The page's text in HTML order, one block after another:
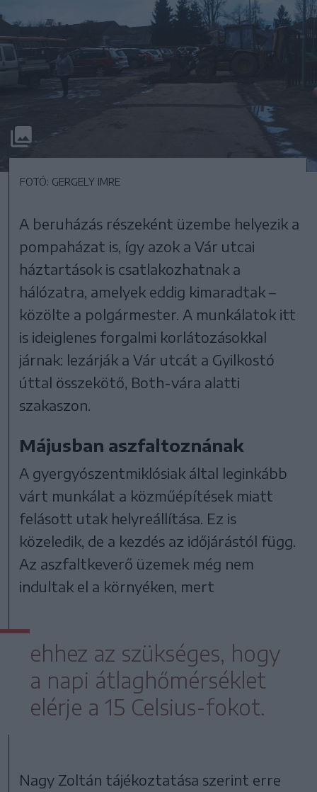
FOTÓ: GERGELY IMRE
A beruházás részeként üzembe helyezik a
pompaházat is, így azok a Vár utcai
háztartások is csatlakozhatnak a
hálózatra, amelyek eddig kimaradtak –
közölte a polgármester. A munkálatok itt
is ideiglenes forgalmi korlátozásokkal
járnak: lezárják a Vár utcát a Gyilkostó
úttal összekötő, Both-vára alatti
szakaszon.
Májusban aszfaltoznának
A gyergyószentmiklósiak által leginkább
várt munkálat a közműépítések miatt
felásott utak helyreállítása. Ez is
közeledik, de a kezdés az időjárástól függ.
Az aszfaltkeverő üzemek még nem
indultak el a környéken, mert
ehhez az szükséges, hogy
a napi átlaghőmérséklet
elérje a 15 Celsius-fokot.
Nagy Zoltán tájékoztatása szerint erre